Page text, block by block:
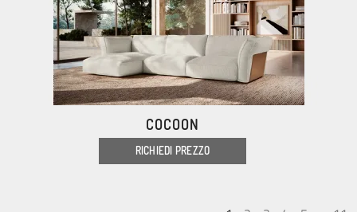
COCOON
RICHIEDI PREZZO